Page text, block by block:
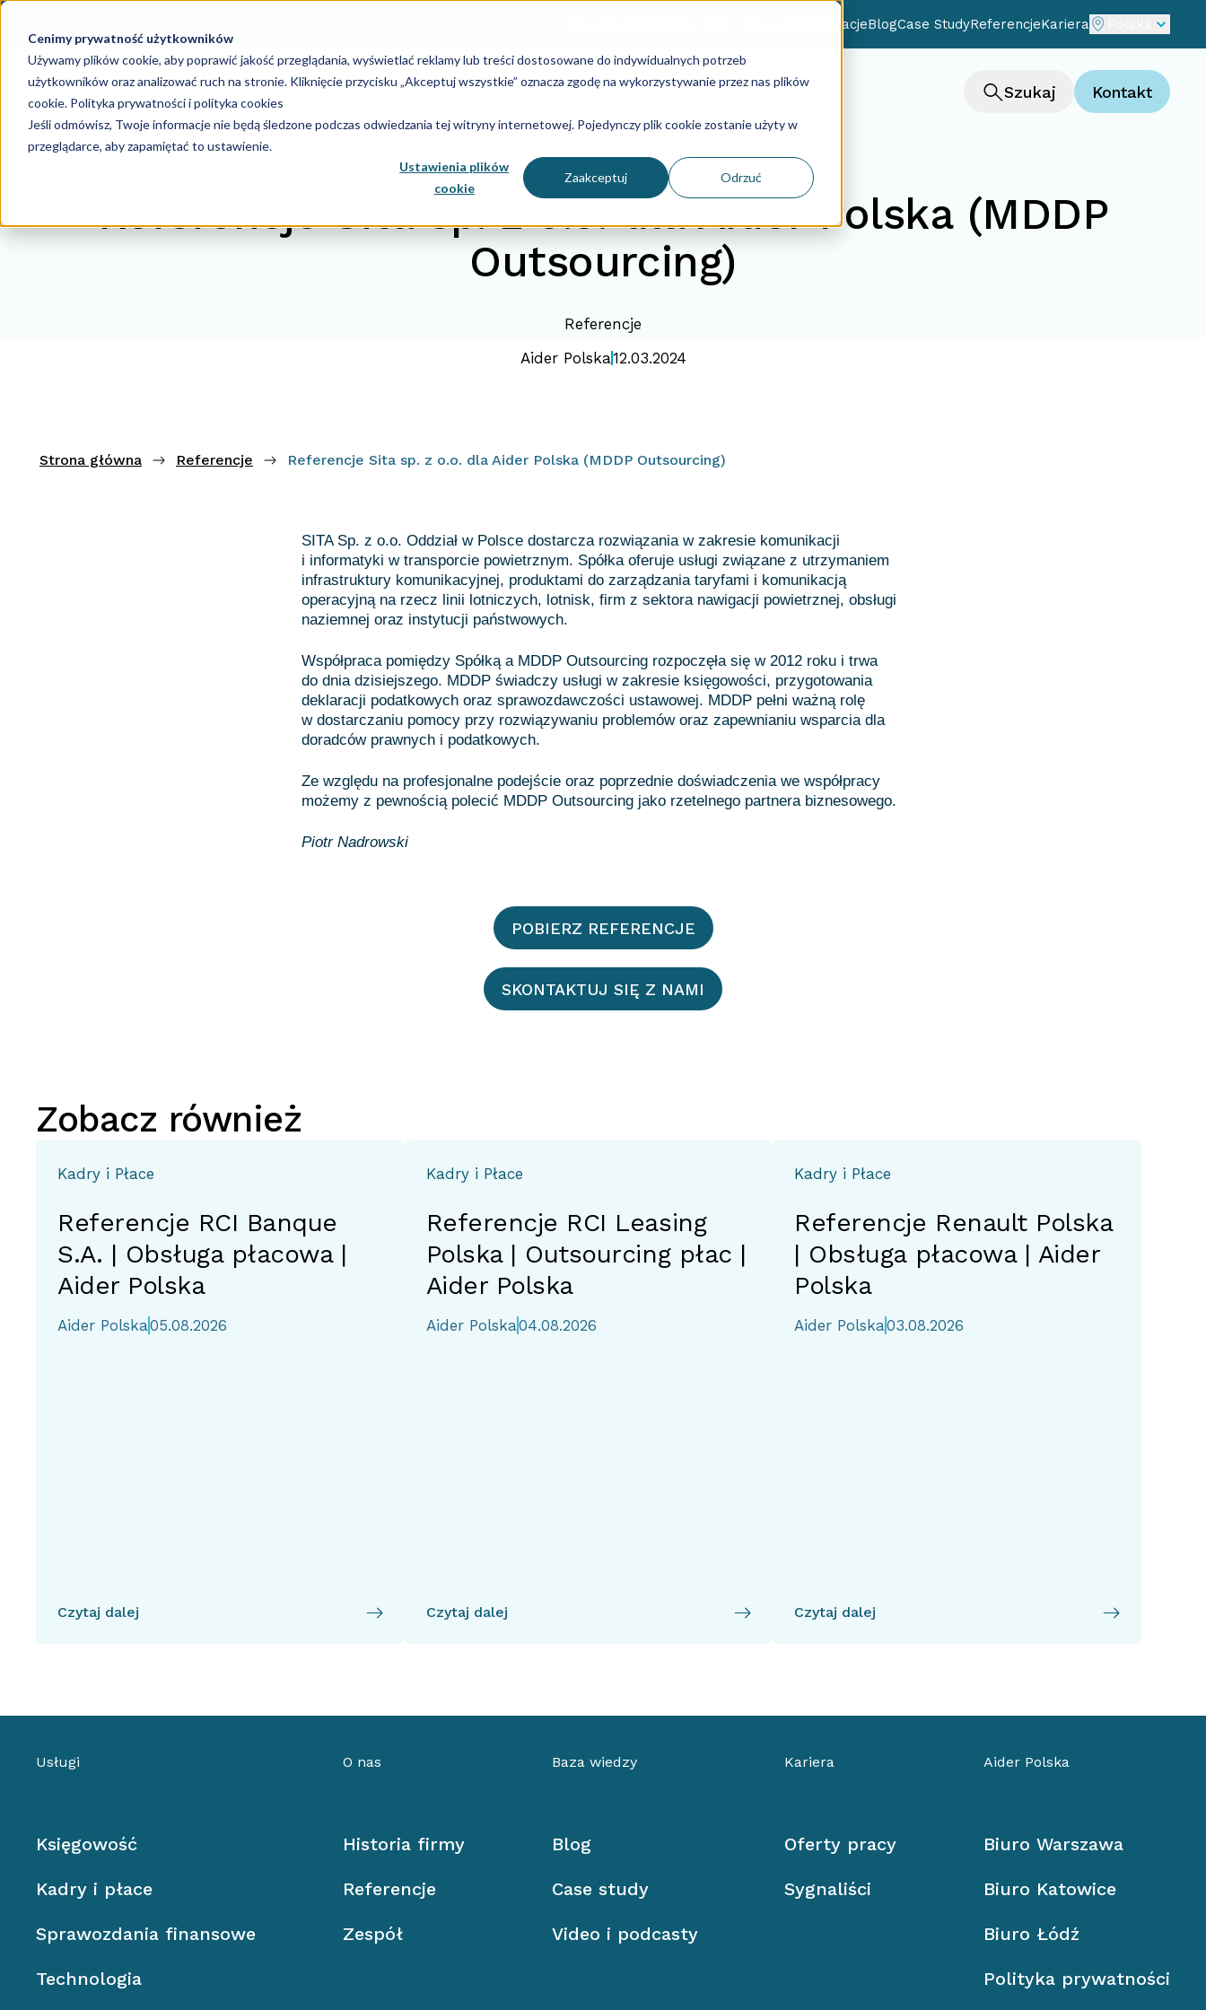
Cenimy prywatność użytkowników
Używamy plików cookie, aby poprawić jakość przeglądania, wyświetlać reklamy lub treści dostosowane do indywidualnych potrzeb
użytkowników oraz analizować ruch na stronie. Kliknięcie przycisku „Akceptuj wszystkie” oznacza zgodę na wykorzystywanie przez nas plików
cookie.Polityka prywatności i polityka cookies
Jeśli odmówisz, Twoje informacje nie będą śledzone podczas odwiedzania tej witryny internetowej. Pojedynczy plik cookie zostanie użyty w
przeglądarce, aby zapamiętać to ustawienie.
Ustawienia plików
cookie
Zaakceptuj Odrzuć
SpecjalizacjeBlogCase StudyReferencjeKariera
KsięgowośćKadry i płaceSprawozdania TechnologiaConsulting Szukaj Kontakt
Referencje Sita sp. z o.o. dla Aider Polska (MDDP
Outsourcing)
Referencje
Aider Polska12.03.2024
Strona główna Referencje Referencje Sita sp. z o.o. dla Aider Polska (MDDP Outsourcing)
SITA Sp. z o.o. Oddział w Polsce dostarcza rozwiązania w zakresie komunikacji
i informatyki w transporcie powietrznym. Spółka oferuje usługi związane z utrzymaniem
infrastruktury komunikacyjnej, produktami do zarządzania taryfami i komunikacją
operacyjną na rzecz linii lotniczych, lotnisk, firm z sektora nawigacji powietrznej, obsługi
naziemnej oraz instytucji państwowych.
Współpraca pomiędzy Spółką a MDDP Outsourcing rozpoczęła się w 2012 roku i trwa
do dnia dzisiejszego. MDDP świadczy usługi w zakresie księgowości, przygotowania
deklaracji podatkowych oraz sprawozdawczości ustawowej. MDDP pełni ważną rolę
w dostarczaniu pomocy przy rozwiązywaniu problemów oraz zapewnianiu wsparcia dla
doradców prawnych i podatkowych.
Ze względu na profesjonalne podejście oraz poprzednie doświadczenia we współpracy
możemy z pewnością polecić MDDP Outsourcing jako rzetelnego partnera biznesowego.
Piotr Nadrowski
POBIERZ REFERENCJE
SKONTAKTUJ SIĘ Z NAMI
Zobacz również
Kadry i Płace
Referencje RCI Banque
S.A. | Obsługa płacowa |
Aider Polska
Aider Polska05.08.2026
Czytaj dalej
Kadry i Płace
Referencje RCI Leasing
Polska | Outsourcing płac |
Aider Polska
Aider Polska04.08.2026
Czytaj dalej
Kadry i Płace
Referencje Renault Polska
| Obsługa płacowa | Aider
Polska
Aider Polska03.08.2026
Czytaj dalej
Usługi
Księgowość
Kadry i płace
Sprawozdania finansowe
Technologia
O nas
Historia firmy
Referencje
Zespół
Baza wiedzy
Blog
Case study
Video i podcasty
Kariera
Oferty pracy
Sygnaliści
Aider Polska
Biuro Warszawa
Biuro Katowice
Biuro Łódź
Polityka prywatności